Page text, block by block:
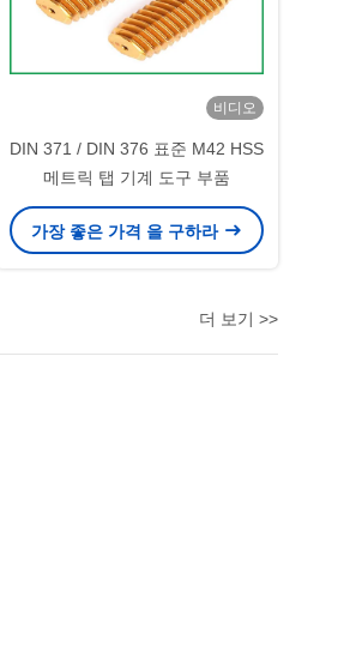
비디오
DIN 371 / DIN 376 표준 M42 HSS
메트릭 탭 기계 도구 부품
가장 좋은 가격 을 구하라
더 보기 >>